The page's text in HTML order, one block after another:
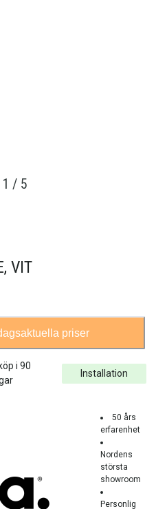
1 / 5
VIT
priser
i 90
Installation
50 års
erfarenhet
Nordens
största
showroom
Personlig